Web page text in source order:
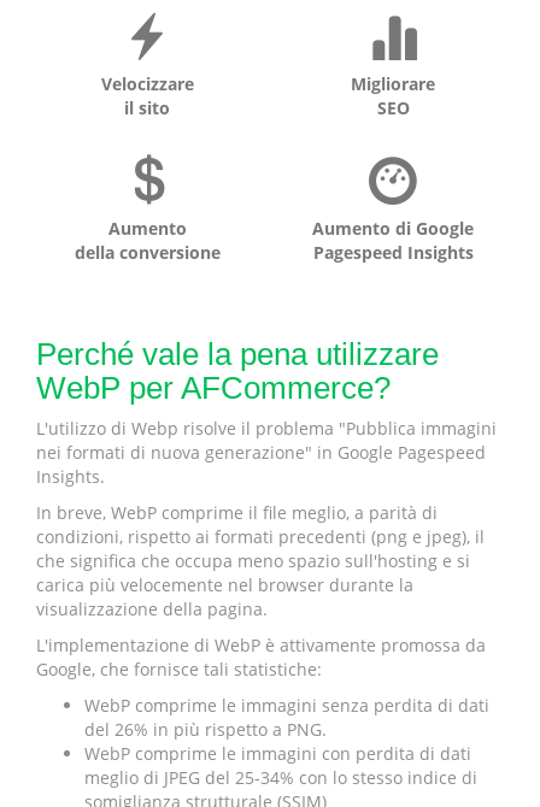
Velocizzare
il sito
Migliorare
SEO
Aumento
della conversione
Aumento di Google
Pagespeed Insights
Perché vale la pena utilizzare
WebP per AFCommerce?
L'utilizzo di Webp risolve il problema "Pubblica immagini
nei formati di nuova generazione" in Google Pagespeed
Insights.
In breve, WebP comprime il file meglio, a parità di
condizioni, rispetto ai formati precedenti (png e jpeg), il
che significa che occupa meno spazio sull'hosting e si
carica più velocemente nel browser durante la
visualizzazione della pagina.
L'implementazione di WebP è attivamente promossa da
Google, che fornisce tali statistiche:
WebP comprime le immagini senza perdita di dati
del 26% in più rispetto a PNG.
WebP comprime le immagini con perdita di dati
meglio di JPEG del 25-34% con lo stesso indice di
somiglianza strutturale (SSIM)